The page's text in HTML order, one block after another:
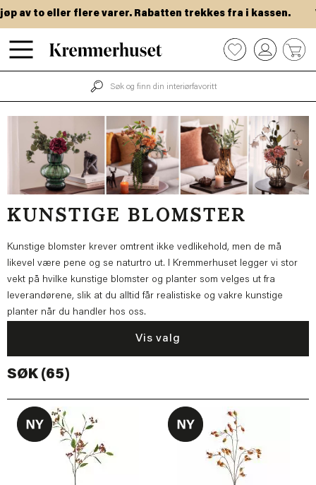
Hopp
til
hovedinnhold
to eller flere varer. Rabatten trekkes fra i kassen.
0
KUNSTIGE BLOMSTER
Kunstige blomster krever omtrent ikke vedlikehold, men de må
likevel være pene og se naturtro ut. I Kremmerhuset legger vi stor
vekt på hvilke kunstige blomster og planter som velges ut fra
leverandørene, slik at du alltid får realistiske og vakre kunstige
planter når du handler hos oss.
Vis valg
SØK (65)